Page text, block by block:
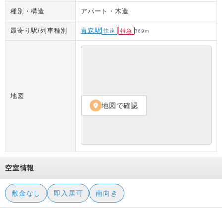
種別・構造 アパート ・ 木造
最寄り駅/列車種別 青森駅 快速 特急 769m
地図
location_on 地図で確認
空室情報
敷金なし 即入居可 南向き